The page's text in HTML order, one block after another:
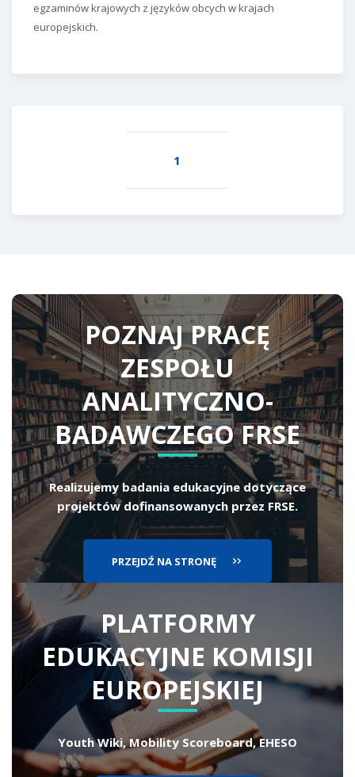
egzaminów krajowych z języków obcych w krajach
europejskich.
1
POZNAJ PRACĘ
ZESPOŁU
ANALITYCZNO-
BADAWCZEGO FRSE
Realizujemy badania edukacyjne dotyczące
projektów dofinansowanych przez FRSE.
PRZEJDŹ NA STRONĘ
PLATFORMY
EDUKACYJNE KOMISJI
EUROPEJSKIEJ
Youth Wiki, Mobility Scoreboard, EHESO